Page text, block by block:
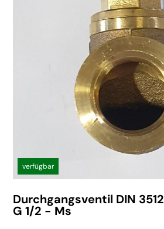
verfügbar
Durchgangsventil DIN 3512
G 1/2 - Ms